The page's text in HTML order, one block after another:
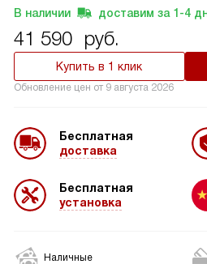
В наличии доставим за 1-4
41 590 руб.
Купить в 1 клик
Обновление цен от 9 августа 2026
Бесплатная
доставка
Бесплатная
установка
Наличные